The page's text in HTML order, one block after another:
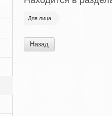
Для лица
Назад